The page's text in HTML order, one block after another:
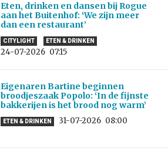
Eten, drinken en dansen bij Rogue
aan het Buitenhof: ‘We zijn meer
dan een restaurant’
CITYLIGHT ETEN & DRINKEN
24-07-2026 07:15
Eigenaren Bartine beginnen
broodjeszaak Popolo: ‘In de fijnste
bakkerijen is het brood nog warm’
ETEN & DRINKEN 31-07-2026 08:00